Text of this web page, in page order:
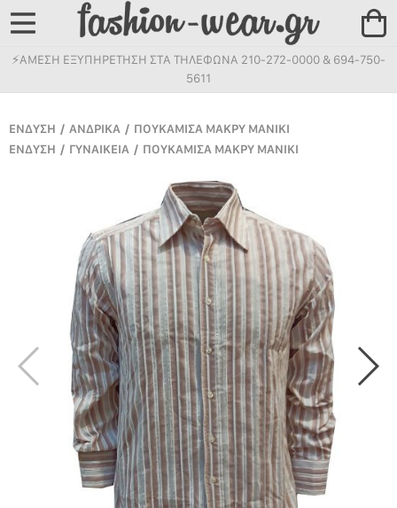
⚡ΑΜΕΣΗ ΕΞΥΠΗΡΕΤΗΣΗ ΣΤΑ ΤΗΛΕΦΩΝΑ 210-272-0000 & 694-750-
5611
ΕΝΔΥΣΗ / ΑΝΔΡΙΚΑ / ΠΟΥΚΑΜΙΣΑ ΜΑΚΡΥ ΜΑΝΙΚΙ
ΕΝΔΥΣΗ / ΓΥΝΑΙΚΕΙΑ / ΠΟΥΚΑΜΙΣΑ ΜΑΚΡΥ ΜΑΝΙΚΙ